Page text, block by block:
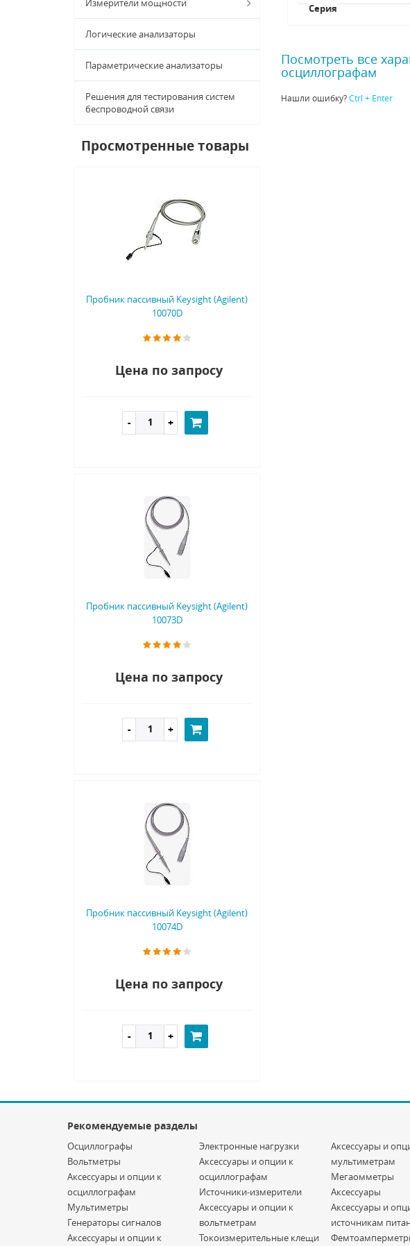
Логические анализаторы
Параметрические анализаторы
Решения для тестирования систем
беспроводной связи
Просмотренные товары
Пробник пассивный Keysight (Agilent)
10070D
Цена по запросу
Пробник пассивный Keysight (Agilent)
10073D
Цена по запросу
Пробник пассивный Keysight (Agilent)
10074D
Цена по запросу
Серия
Посмотреть все
осциллографам
Нашли ошибку?Ctrl + Enter
Рекомендуемые разделы
Осциллографы
Вольтметры
Аксессуары и опции к
осциллографам
Мультиметры
Генераторы сигналов
Аксессуары и опции к
Электронные нагрузки
Аксессуары и опции к
осциллографам
Источники-измерители
Аксессуары и опции к
вольтметрам
Токоизмерительные клещи
Аксессуары и
мультиметрам
Мегаомметры
Аксессуары
Аксессуары и
источникам